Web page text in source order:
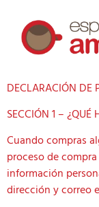
DECLARACIÓN DE
SECCIÓN 1 –
Cuando compras
proceso de
información
dirección y correo